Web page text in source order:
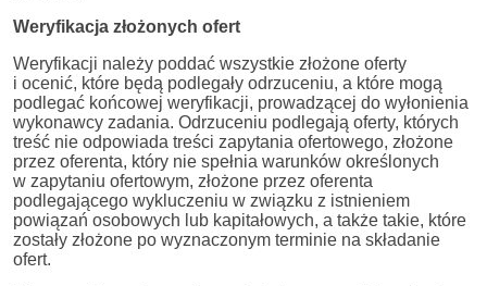
Weryfikacja złożonych ofert
Weryfikacji należy poddać wszystkie złożone oferty
i ocenić, które będą podlegały odrzuceniu, a które mogą
podlegać końcowej weryfikacji, prowadzącej do wyłonienia
wykonawcy zadania. Odrzuceniu podlegają oferty, których
treść nie odpowiada treści zapytania ofertowego, złożone
przez oferenta, który nie spełnia warunków określonych
w zapytaniu ofertowym, złożone przez oferenta
podlegającego wykluczeniu w związku z istnieniem
powiązań osobowych lub kapitałowych, a także takie, które
zostały złożone po wyznaczonym terminie na składanie
ofert.